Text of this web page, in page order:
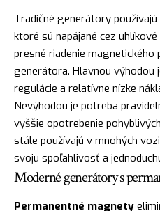
Tradičné generátory používajú
ktoré sú napájané cez
presné riadenie magnetického
generátora. Hlavnou výhodou
regulácie a relatívne nízke
Nevýhodou je potreba
vyššie opotrebenie
stále používajú v mnohých
svoju spoľahlivosť a
Moderné generátory s
Permanentné magnety